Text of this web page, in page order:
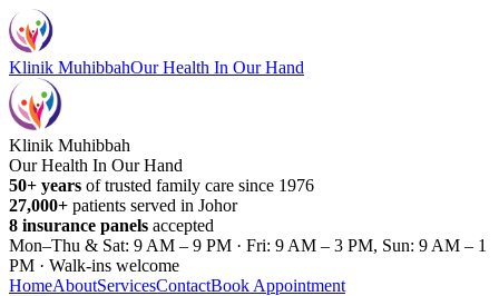
Klinik MuhibbahOur Health In Our Hand
Klinik Muhibbah
Our Health In Our Hand
50+ years of trusted family care since 1976
27,000+ patients served in Johor
8 insurance panels accepted
Mon–Thu & Sat: 9 AM – 9 PM · Fri: 9 AM – 3 PM, Sun: 9 AM – 1
PM · Walk-ins welcome
HomeAboutServicesContactBook Appointment